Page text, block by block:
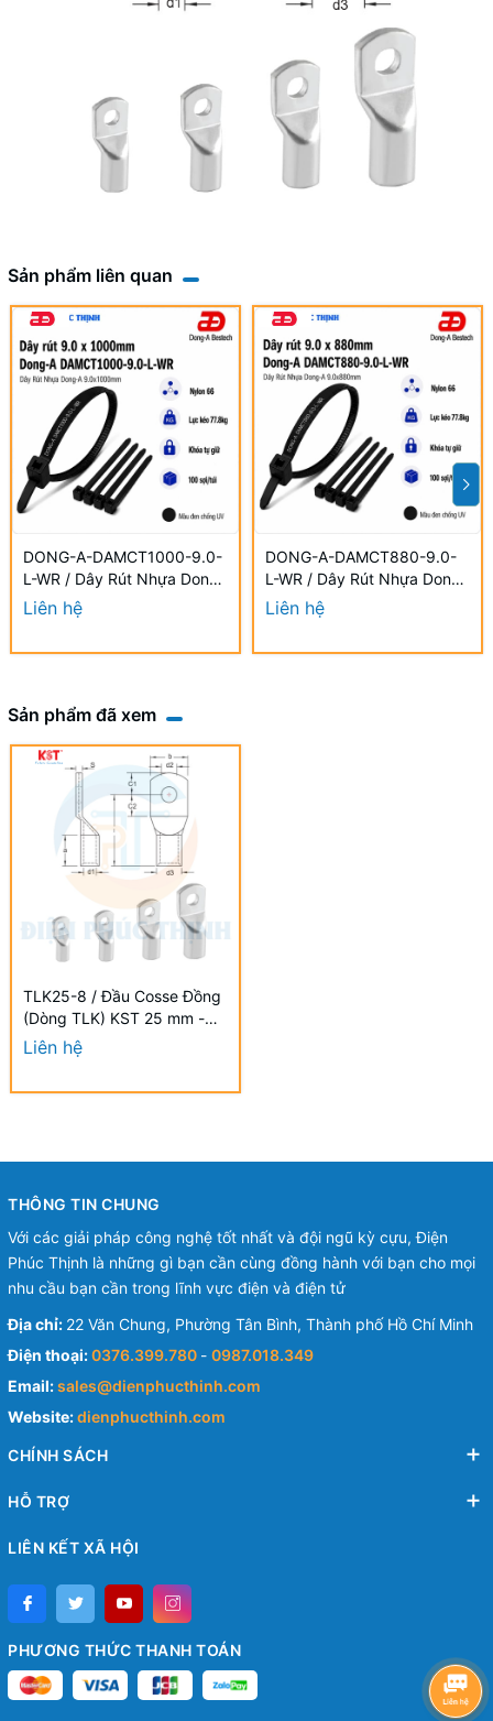
Sản phẩm liên quan
DONG-A-DAMCT1000-9.0-
L-WR / Dây Rút Nhựa Dong-
A 9.0×1000mm Chống UV
Liên hệ
DONG-A-DAMCT880-9.0-
L-WR / Dây Rút Nhựa Dong-
A 9.0×880mm Chống UV
Liên hệ
Sản phẩm đã xem
TLK25-8 / Đầu Cosse Đồng
(Dòng TLK) KST 25 mm -
NON-INSULATED COPPER
TUBULAR LUGS (TLK
Liên hệ
THÔNG TIN CHUNG
Với các giải pháp công nghệ tốt nhất và đội ngũ kỳ cựu, Điện
Phúc Thịnh là những gì bạn cần cùng đồng hành với bạn cho mọi
nhu cầu bạn cần trong lĩnh vực điện và điện tử
Địa chỉ: 22 Văn Chung, Phường Tân Bình, Thành phố Hồ Chí Minh
Điện thoại:0376.399.780 - 0987.018.349
Email:sales@dienphucthinh.com
Website:dienphucthinh.com
CHÍNH SÁCH
HỖ TRỢ
LIÊN KẾT XÃ HỘI
PHƯƠNG THỨC THANH TOÁN